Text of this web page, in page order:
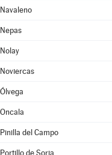
Navaleno
Nepas
Nolay
Noviercas
Ólvega
Oncala
Pinilla del Campo
Portillo de Soria